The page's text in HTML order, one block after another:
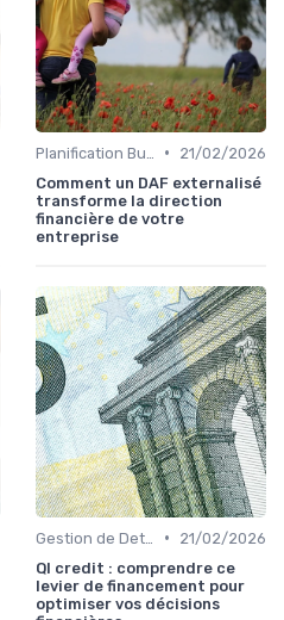
•
21/02/2026
Comment un DAF externalisé
transforme la direction
financière de votre
entreprise
•
21/02/2026
Ql credit : comprendre ce
levier de financement pour
optimiser vos décisions